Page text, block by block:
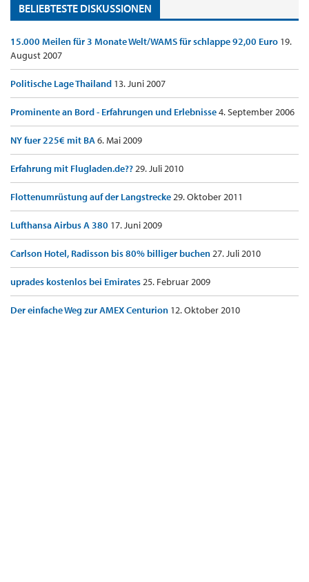
BELIEBTESTE DISKUSSIONEN
15.000 Meilen für 3 Monate Welt/WAMS für schlappe 92,00 Euro 19.
August 2007
Politische Lage Thailand 13. Juni 2007
Prominente an Bord - Erfahrungen und Erlebnisse4. September 2006
NY fuer 225€ mit BA6. Mai 2009
Erfahrung mit Flugladen.de??29. Juli 2010
Flottenumrüstung auf der Langstrecke29. Oktober 2011
Lufthansa Airbus A 380 17. Juni 2009
Carlson Hotel, Radisson bis 80% billiger buchen27. Juli 2010
uprades kostenlos bei Emirates25. Februar 2009
Der einfache Weg zur AMEX Centurion 12. Oktober 2010